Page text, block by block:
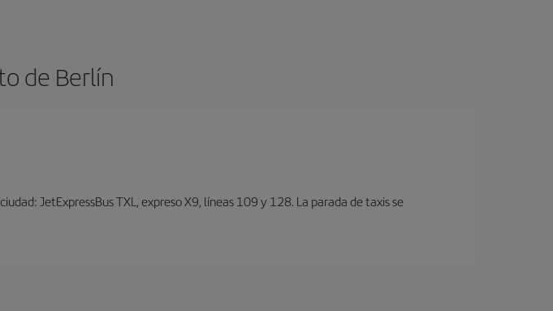
de Berlín
JetExpressBus TXL, expreso X9, lí­neas 109 y 128. La parada de taxis se